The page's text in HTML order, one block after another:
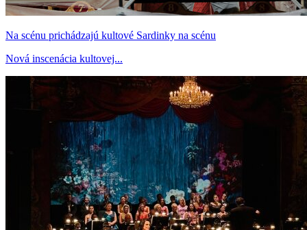
Na scénu prichádzajú kultové Sardinky na scénu
Nová inscenácia kultovej...